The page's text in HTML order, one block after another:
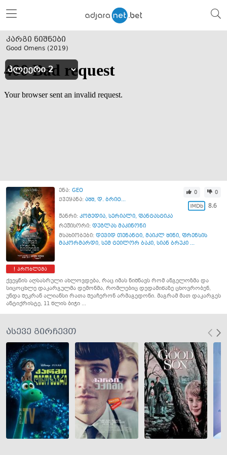
კარგი ნიშნები
Good Omens (2019)
პრობლემა
ენა: GEO
ქვეყანა: აშშ, დ. ბრიტ...
0 0
8.6
ჟანრი: კომედია, სერიალი, ფანტასტიკა
რეჟისორი: დუგლას მაკინონი
მსახიობები: დევიდ თენანტი, მაიკლ შინი, ფრენსის
მაკორმარდი, სემ ტეილორ ბაკი, სიან ბრუკი ...
ქვეყნის აღსასრული ახლოვდება, რაც იმას ნიშნავს რომ ანგელოზმა და
სიცოცხლე დაკარგულმა დემონმა, რომლებიც დედამიწაზე ცხოვრობენ,
უნდა შეკრან ალიანსი რათა შეაჩერონ არმაგედონი. მაგრამ მათ დაკარგეს
ანტიქრისტე, 11 წლის ბიჭი ...
ასევე გირჩევთ